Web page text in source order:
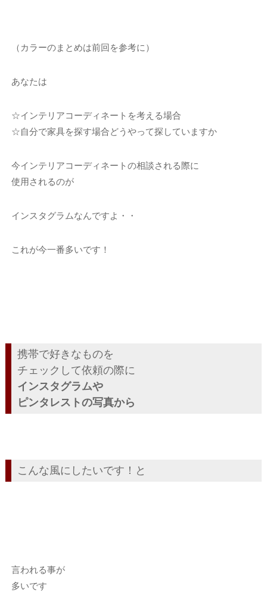
（カラーのまとめは前回を参考に）
あなたは
☆インテリアコーディネートを考える場合
☆自分で家具を探す場合どうやって探していますか
今インテリアコーディネートの相談される際に
使用されるのが
インスタグラムなんですよ・・
これが今一番多いです！
携帯で好きなものを
チェックして依頼の際に
インスタグラムや
ピンタレストの写真から
こんな風にしたいです！と
言われる事が
多いです